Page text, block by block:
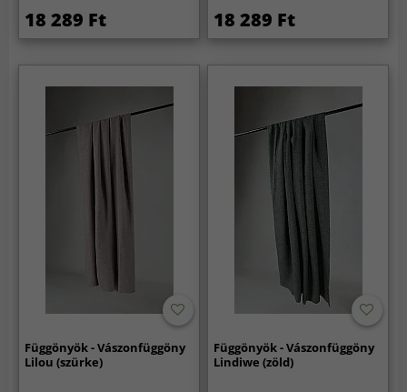
18 289 Ft 18 289 Ft
Függönyök - Vászonfüggöny
Lilou (szürke)
Függönyök - Vászonfüggöny
Lindiwe (zöld)